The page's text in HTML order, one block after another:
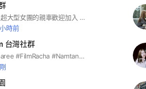
喜歡這個24人超大型女團的親辜歡迎加入 #tripleS #트리플에스
時前
台灣社群
#NamtanTipnaree #FilmRacha #NamtanFilm #泰百